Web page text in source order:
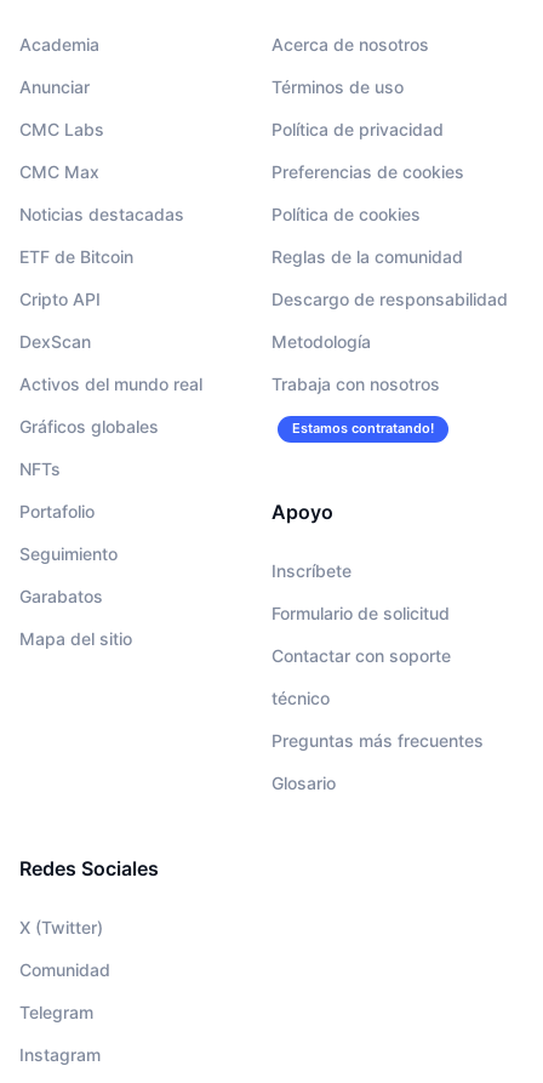
Academia
Anunciar
CMC Labs
CMC Max
Noticias destacadas
ETF de Bitcoin
Cripto API
DexScan
Activos del mundo real
Gráficos globales
NFTs
Portafolio
Seguimiento
Garabatos
Mapa del sitio
Acerca de nosotros
Términos de uso
Política de privacidad
Preferencias de cookies
Política de cookies
Reglas de la comunidad
Descargo de responsabilidad
Metodología
Trabaja con nosotros
Estamos contratando!
Apoyo
Inscríbete
Formulario de solicitud
Contactar con soporte
técnico
Preguntas más frecuentes
Glosario
Redes Sociales
X (Twitter)
Comunidad
Telegram
Instagram